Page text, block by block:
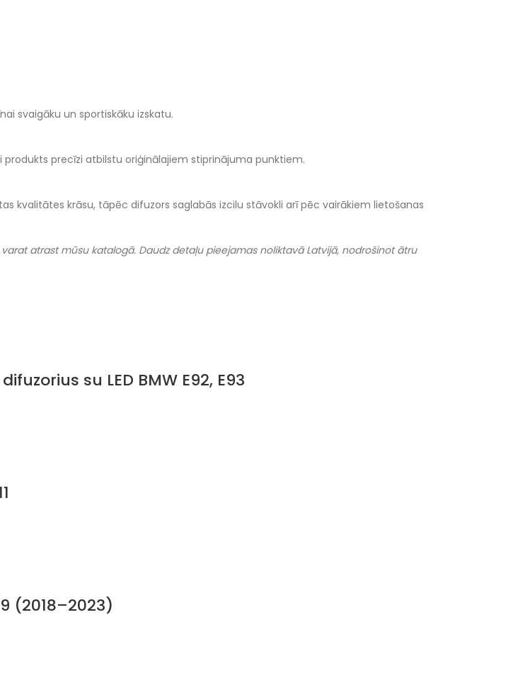
svaigāku un sportiskāku izskatu.
precīzi atbilstu oriģinālajiem stiprinājuma punktiem.
kvalitātes krāsu, tāpēc difuzors saglabās izcilu stāvokli arī pēc vairākiem lietošanas
atrast mūsu katalogā. Daudz detaļu pieejamas noliktavā Latvijā, nodrošinot ātru
su LED BMW E92, E93
(2018–2023)